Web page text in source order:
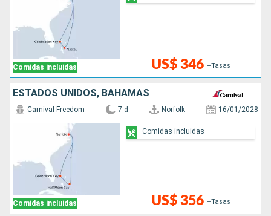
Comidas incluidas US$ 346 +Tasas
ESTADOS UNIDOS, BAHAMAS
Comidas incluidas
Carnival Freedom 7 d Norfolk 16/01/2028
US$ 356 +Tasas
Comidas incluidas